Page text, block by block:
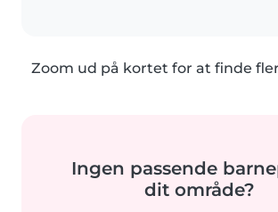
Zoom ud på kortet for at finde
Ingen passende
dit område?